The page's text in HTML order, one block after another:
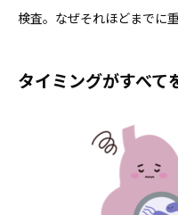
検査。なぜそれほどまでに
タイミングがすべて